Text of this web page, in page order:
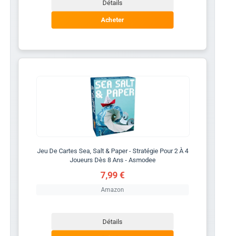
Détails
Acheter
Jeu De Cartes Sea, Salt & Paper - Stratégie Pour 2 À 4
Joueurs Dès 8 Ans - Asmodee
7,99 €
Amazon
Détails